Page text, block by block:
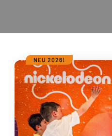
NEU 2026!